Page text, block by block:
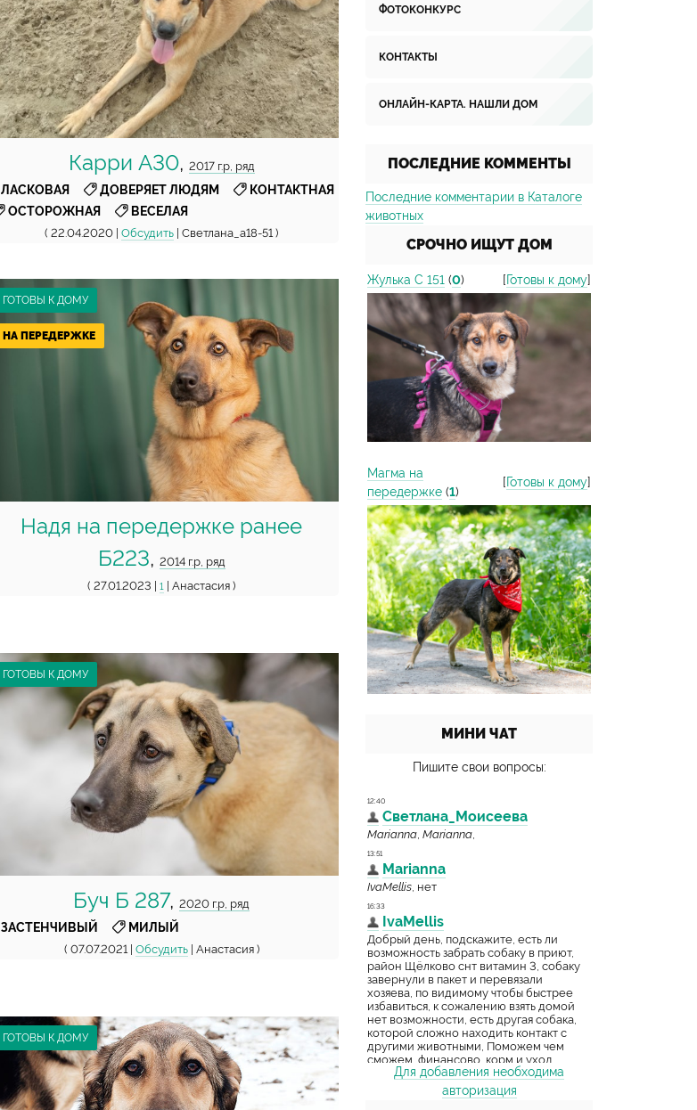
Карри А30, 2017 г.р, ряд
ЛАСКОВАЯ, ДОВЕРЯЕТ ЛЮДЯМ, КОНТАКТНАЯ,
ОСТОРОЖНАЯ,
ВЕСЕЛАЯ
( 22.04.2020 |Обсудить | Светлана_а18-51 )
ГОТОВЫ К ДОМУ
Надя на передержке ранее
Б223, 2014 г.р, ряд
( 27.01.2023 |1 | Анастасия )
НА ПЕРЕДЕРЖКЕ
ГОТОВЫ К ДОМУ
Буч Б 287,2020 г.р, ряд
ЗАСТЕНЧИВЫЙ
МИЛЫЙ
( 07.07.2021 | Обсудить| Анастасия )
ГОТОВЫ К ДОМУ
ФОТОКОНКУРС
КОНТАКТЫ
ОНЛАЙН-КАРТА. НАШЛИ ДОМ
ПОСЛЕДНИЕ КОММЕНТЫ
Последние комментарии в Каталоге
животных
СРОЧНО ИЩУТ ДОМ
Жулька С 151 (0) [Готовы к дому]
Магма на
передержке (1)
[Готовы к дому]
МИНИ ЧАТ
Пишите свои вопросы:
Для добавления необходима
авторизация